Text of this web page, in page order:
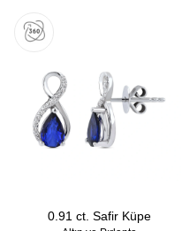
0.91 ct. Safir Küpe